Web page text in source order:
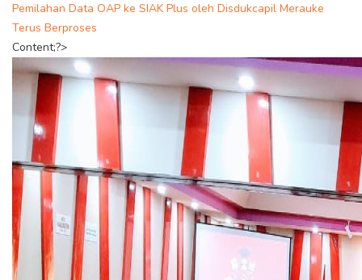
Pemilahan Data OAP ke SIAK Plus oleh Disdukcapil Merauke
Terus Berproses
Content;?>